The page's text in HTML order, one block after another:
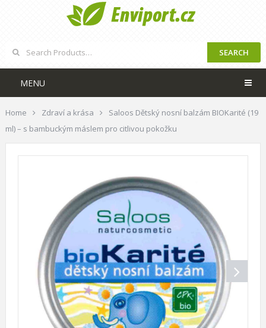
SEARCH
MENU
Home Zdraví a krása
Saloos Dětský nosní balzám BIOKarité (19
ml) – s bambuckým máslem pro citlivou pokožku